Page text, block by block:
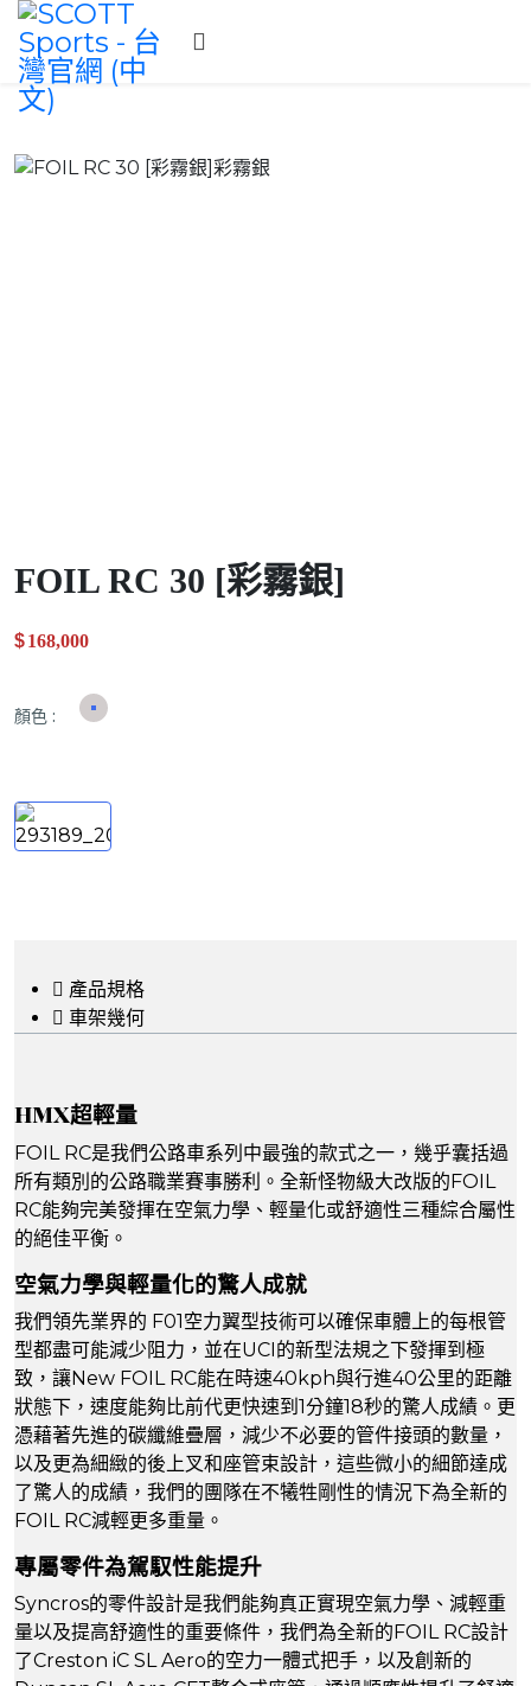
FOIL RC 30 [彩霧銀]
$168,000
顏色 :
產品規格
車架幾何
HMX超輕量
FOIL RC是我們公路車系列中最強的款式之一，幾乎囊括過
所有類別的公路職業賽事勝利。全新怪物級大改版的FOIL
RC能夠完美發揮在空氣力學、輕量化或舒適性三種綜合屬性
的絕佳平衡。
空氣力學與輕量化的驚人成就
我們領先業界的 F01空力翼型技術可以確保車體上的每根管
型都盡可能減少阻力，並在UCI的新型法規之下發揮到極
致，讓New FOIL RC能在時速40kph與行進40公里的距離
狀態下，速度能夠比前代更快速到1分鐘18秒的驚人成績。更
憑藉著先進的碳纖維疊層，減少不必要的管件接頭的數量，
以及更為細緻的後上叉和座管束設計，這些微小的細節達成
了驚人的成績，我們的團隊在不犧牲剛性的情況下為全新的
FOIL RC減輕更多重量。
專屬零件為駕馭性能提升
Syncros的零件設計是我們能夠真正實現空氣力學、減輕重
量以及提高舒適性的重要條件，我們為全新的FOIL RC設計
了Creston iC SL Aero的空力一體式把手，以及創新的